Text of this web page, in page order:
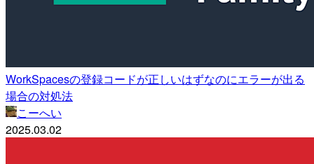
WorkSpacesの登録コードが正しいはずなのにエラーが出る
場合の対処法
こーへい
2025.03.02